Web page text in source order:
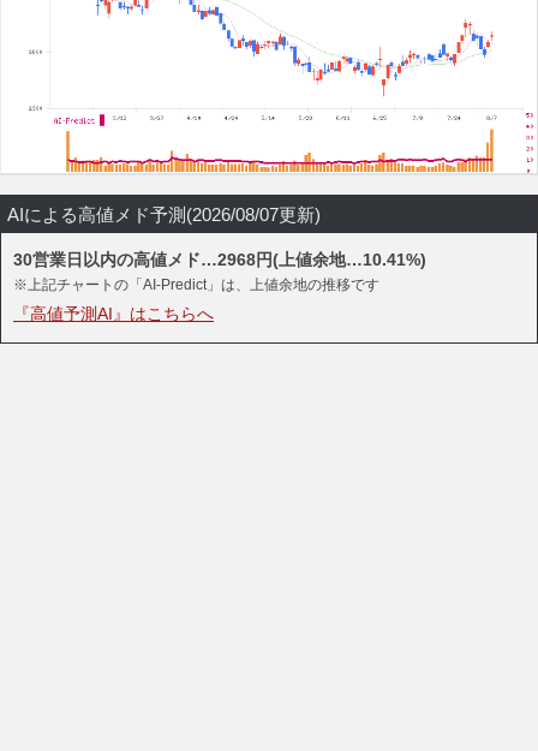
AIによる高値メド予測(2026/08/07更新)
30営業日以内の高値メド…2968円(上値余地…10.41%)
※上記チャートの「AI-Predict」は、上値余地の推移です
『高値予測AI』はこちらへ